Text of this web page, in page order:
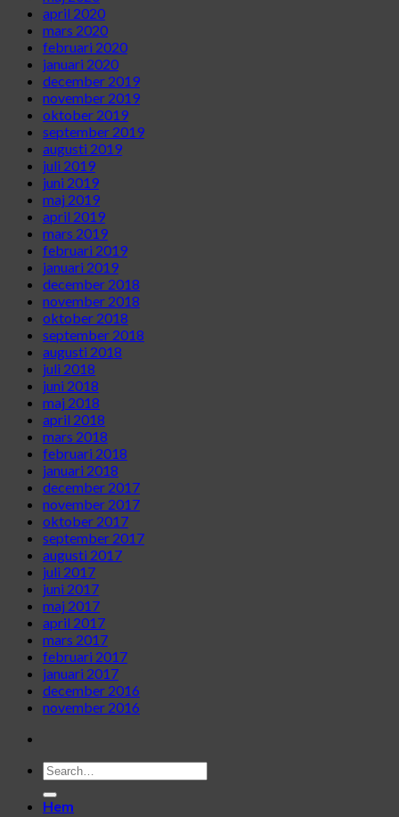
april 2020
mars 2020
februari 2020
januari 2020
december 2019
november 2019
oktober 2019
september 2019
augusti 2019
juli 2019
juni 2019
maj 2019
april 2019
mars 2019
februari 2019
januari 2019
december 2018
november 2018
oktober 2018
september 2018
augusti 2018
juli 2018
juni 2018
maj 2018
april 2018
mars 2018
februari 2018
januari 2018
december 2017
november 2017
oktober 2017
september 2017
augusti 2017
juli 2017
juni 2017
maj 2017
april 2017
mars 2017
februari 2017
januari 2017
december 2016
november 2016
Hem